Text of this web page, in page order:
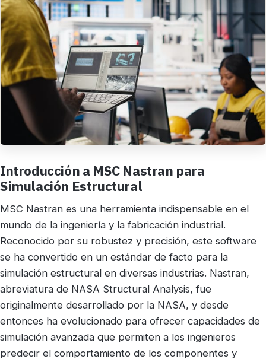
Introducción a MSC Nastran para
Simulación Estructural
MSC Nastran es una herramienta indispensable en el
mundo de la ingeniería y la fabricación industrial.
Reconocido por su robustez y precisión, este software
se ha convertido en un estándar de facto para la
simulación estructural en diversas industrias. Nastran,
abreviatura de NASA Structural Analysis, fue
originalmente desarrollado por la NASA, y desde
entonces ha evolucionado para ofrecer capacidades de
simulación avanzada que permiten a los ingenieros
predecir el comportamiento de los componentes y